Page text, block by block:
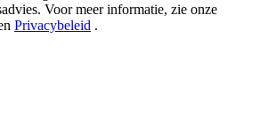
Win 200,000 USDT
Voor meer informatie, zie onze
Privacybeleid .